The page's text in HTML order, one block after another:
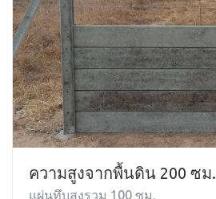
ความสูงจากพื้นดิน 200 ซม.
แผ่นทึบสูงรวม 100 ซม.